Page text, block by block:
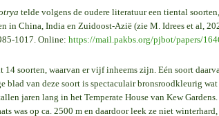
telde volgens de oudere literatuur een tiental
in China, India en Zuidoost-Azië (zie M. Idrees et al,
1017. Online: https://mail.pakbs.org/pjbot/papers/
14 soorten, waarvan er vijf inheems zijn. Eén soort
blad van deze soort is spectaculair bronsroodkleurig
jaren lang in het Temperate House van Kew
was op ca. 2500 m en daardoor leek ze niet